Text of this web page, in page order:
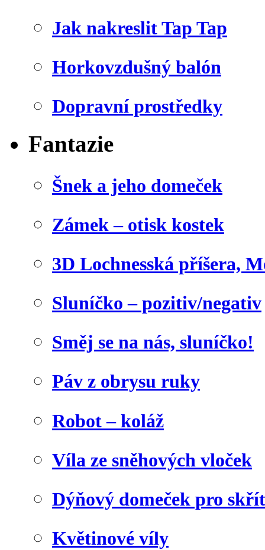
Jak nakreslit Tap Tap
Horkovzdušný balón
Dopravní prostředky
Fantazie
Šnek a jeho domeček
Zámek – otisk kostek
3D Lochnesská příšera,
Sluníčko – pozitiv/negativ
Směj se na nás, sluníčko!
Páv z obrysu ruky
Robot – koláž
Víla ze sněhových vloček
Dýňový domeček pro
Květinové víly